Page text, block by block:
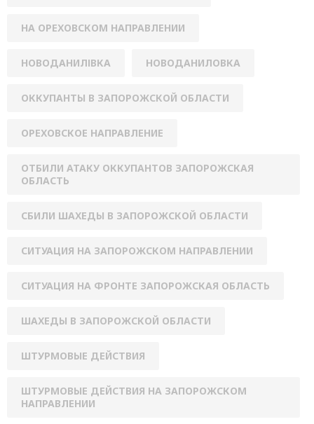
НА ОРЕХОВСКОМ НАПРАВЛЕНИИ
НОВОДАНИЛІВКА НОВОДАНИЛОВКА
ОККУПАНТЫ В ЗАПОРОЖСКОЙ ОБЛАСТИ
ОРЕХОВСКОЕ НАПРАВЛЕНИЕ
ОТБИЛИ АТАКУ ОККУПАНТОВ ЗАПОРОЖСКАЯ
ОБЛАСТЬ
СБИЛИ ШАХЕДЫ В ЗАПОРОЖСКОЙ ОБЛАСТИ
СИТУАЦИЯ НА ЗАПОРОЖСКОМ НАПРАВЛЕНИИ
СИТУАЦИЯ НА ФРОНТЕ ЗАПОРОЖСКАЯ ОБЛАСТЬ
ШАХЕДЫ В ЗАПОРОЖСКОЙ ОБЛАСТИ
ШТУРМОВЫЕ ДЕЙСТВИЯ
ШТУРМОВЫЕ ДЕЙСТВИЯ НА ЗАПОРОЖСКОМ
НАПРАВЛЕНИИ